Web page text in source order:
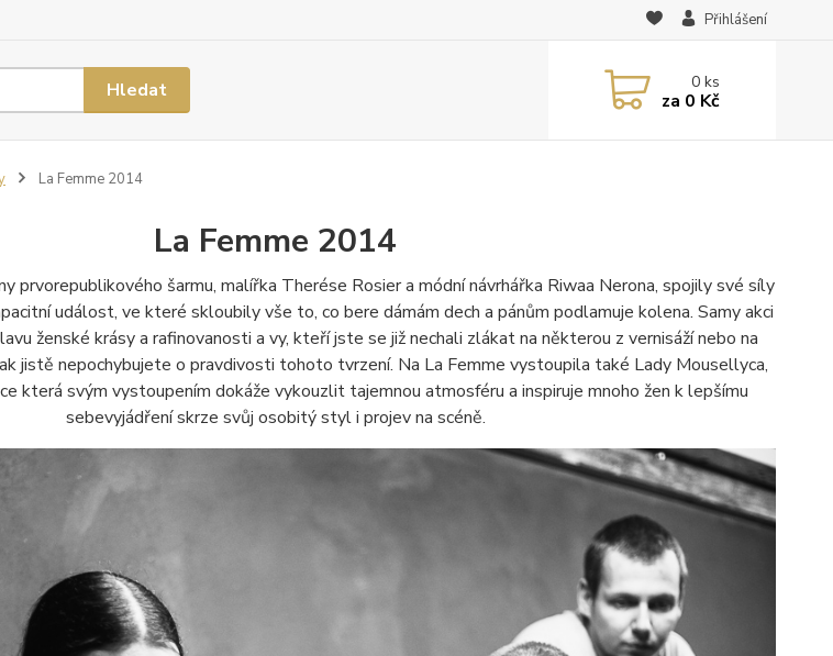
Přihlášení
Hledat 0ks
za 0 Kč
La Femme 2014
La Femme 2014
prvorepublikového šarmu, malířka Therése Rosier a módní návrhářka Riwaa Nerona, spojily své síly
událost, ve které skloubily vše to, co bere dámám dech a pánům podlamuje kolena. Samy akci
ženské krásy a rafinovanosti a vy, kteří jste se již nechali zlákat na některou z vernisáží nebo na
jistě nepochybujete o pravdivosti tohoto tvrzení. Na La Femme vystoupila také Lady Mousellyca,
která svým vystoupením dokáže vykouzlit tajemnou atmosféru a inspiruje mnoho žen k lepšímu
sebevyjádření skrze svůj osobitý styl i projev na scéně.